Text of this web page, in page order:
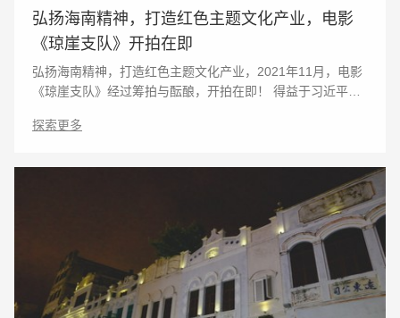
弘扬海南精神，打造红色主题文化产业，电影
《琼崖支队》开拍在即
弘扬海南精神，打造红色主题文化产业，2021年11月，电影
《琼崖支队》经过筹拍与酝酿，开拍在即！ 得益于习近平总
及各级主管部门指导下，对于影视市场净化
探索更多